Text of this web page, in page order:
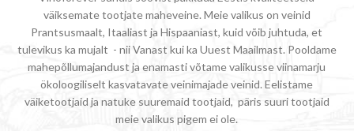
väiksemate tootjate maheveine. Meie valikus on veinid
Prantsusmaalt, Itaaliast ja Hispaaniast, kuid võib juhtuda, et
tulevikus ka mujalt - nii Vanast kui ka Uuest Maailmast. Pooldame
mahepõllumajandust ja enamasti võtame valikusse viinamarju
ökoloogiliselt kasvatavate veinimajade veinid. Eelistame
väiketootjaid ja natuke suuremaid tootjaid, päris suuri tootjaid
meie valikus pigem ei ole.